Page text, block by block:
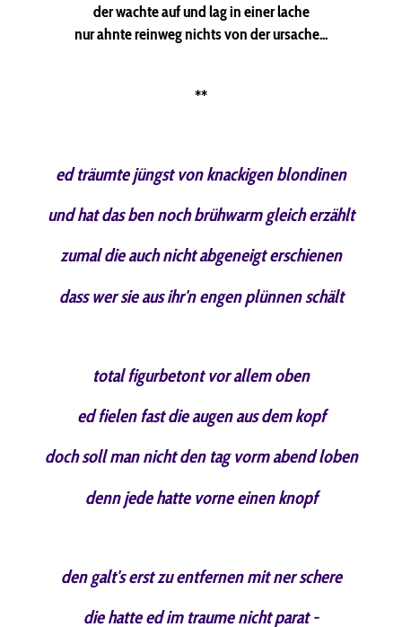
der wachte auf und lag in einer lache
nur ahnte reinweg nichts von der ursache...
**
ed träumte jüngst von knackigen blondinen
und hat das ben noch brühwarm gleich erzählt
zumal die auch nicht abgeneigt erschienen
dass wer sie aus ihr'n engen plünnen schält
total figurbetont vor allem oben
ed fielen fast die augen aus dem kopf
doch soll man nicht den tag vorm abend loben
denn jede hatte vorne einen knopf
den galt's erst zu entfernen mit ner schere
die hatte ed im traume nicht parat -